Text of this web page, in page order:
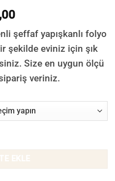
şeffaf yapışkanlı folyo
şekilde eviniz için şık
Size en uygun ölçü
veriniz.
Folyo, Kaplama Folyoları